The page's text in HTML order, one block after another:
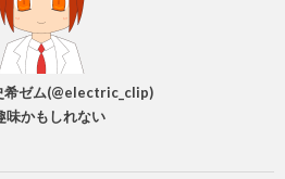
希ゼム(@electric_clip)
味かもしれない